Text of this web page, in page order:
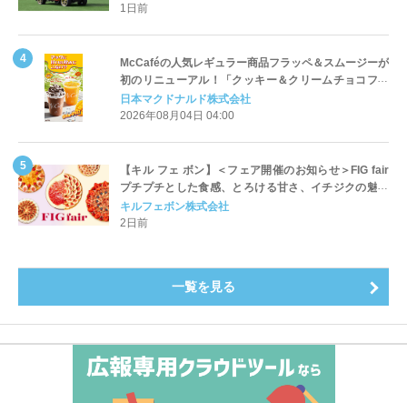
1日前
McCaféの人気レギュラー商品フラッペ＆スムージーが
初のリニューアル！「クッキー＆クリームチョコフラ
ッペ」「マンゴースムージー」8月5日（水）から販売
開始
日本マクドナルド株式会社
2026年08月04日 04:00
【キル フェ ボン】＜フェア開催のお知らせ＞FIG fair
プチプチとした食感、とろける甘さ、イチジクの魅力
をたっぷりと。新作を含め、イチジク尽くしの全4種が
登場8月20日（木）スタート
キルフェボン株式会社
2日前
一覧を見る